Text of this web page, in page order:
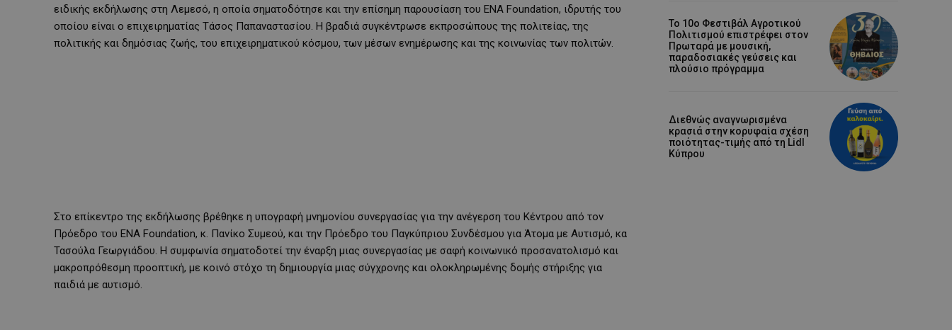
ειδικής εκδήλωσης στη Λεμεσό, η οποία σηματοδότησε και την επίσημη παρουσίαση του ENA Foundation, ιδρυτής του
οποίου είναι ο επιχειρηματίας Τάσος Παπαναστασίου. Η βραδιά συγκέντρωσε εκπροσώπους της πολιτείας, της
πολιτικής και δημόσιας ζωής, του επιχειρηματικού κόσμου, των μέσων ενημέρωσης και της κοινωνίας των πολιτών.
Στο επίκεντρο της εκδήλωσης βρέθηκε η υπογραφή μνημονίου συνεργασίας για την ανέγερση του Κέντρου από τον
Πρόεδρο του ENA Foundation, κ. Πανίκο Συμεού, και την Πρόεδρο του Παγκύπριου Συνδέσμου για Άτομα με Αυτισμό, κα
Τασούλα Γεωργιάδου. Η συμφωνία σηματοδοτεί την έναρξη μιας συνεργασίας με σαφή κοινωνικό προσανατολισμό και
μακροπρόθεσμη προοπτική, με κοινό στόχο τη δημιουργία μιας σύγχρονης και ολοκληρωμένης δομής στήριξης για
παιδιά με αυτισμό.
Το 10ο Φεστιβάλ Αγροτικού
Πολιτισμού επιστρέφει στον
Πρωταρά με μουσική,
παραδοσιακές γεύσεις και
πλούσιο πρόγραμμα
Διεθνώς αναγνωρισμένα
κρασιά στην κορυφαία σχέση
ποιότητας-τιμής από τη Lidl
Κύπρου